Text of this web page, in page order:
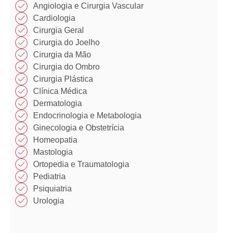
Angiologia e Cirurgia Vascular
Cardiologia
Cirurgia Geral
Cirurgia do Joelho
Cirurgia da Mão​
Cirurgia do Ombro​​
Cirurgia Plástica​​
Clínica Médica​​
Dermatologia
Endocrinologia e Metabologia​
Ginecologia e Obstetrícia
Homeopatia​
Mastologia​
Ortopedia e Traumatologia​
Pediatria
Psiquiatria
Urologia